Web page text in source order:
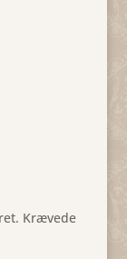
Krævede